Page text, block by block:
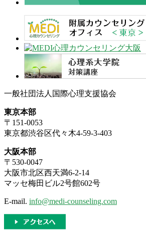
一般社団法人国際心理支援協会
東京本部
〒151-0053
東京都渋谷区代々木4-59-3-403
大阪本部
〒530-0047
大阪市北区西天満6-2-14
マッセ梅田ビル2号館602号
E-mail. info@medi-counseling.com